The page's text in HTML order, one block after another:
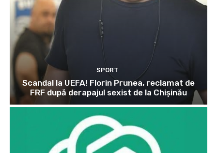
SPORT
Scandal la UEFA! Florin Prunea, reclamat de
FRF după derapajul sexist de la Chișinău